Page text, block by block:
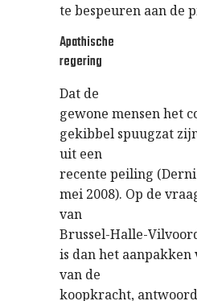
te bespeuren aan de
Apathische
regering
Dat de
gewone mensen het
gekibbel spuugzat
uit een
recente peiling
mei 2008). Op de
van
Brussel-Halle-
is dan het aanpakken
van de
koopkracht,